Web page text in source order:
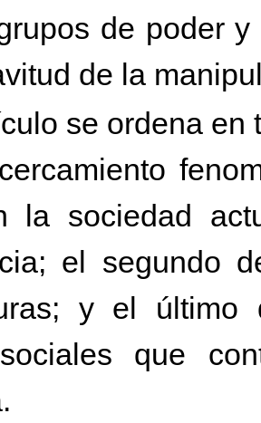
de poder
de la
se ordena en
la sociedad
el segundo
y el último
que